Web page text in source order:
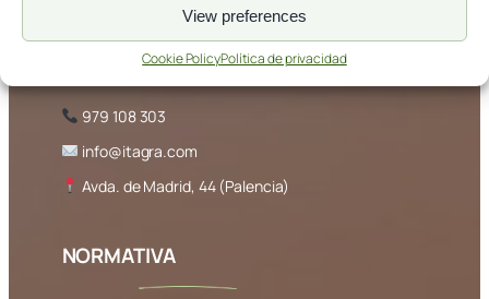
View preferences
Cookie PolicyPolítica de privacidad
CONTACTA
979 108 303
info@itagra.com
Avda. de Madrid, 44 (Palencia)
NORMATIVA